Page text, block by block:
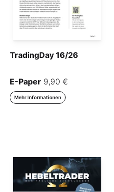
TradingDay 16/26
E-Paper 9,90 €
Mehr Informationen